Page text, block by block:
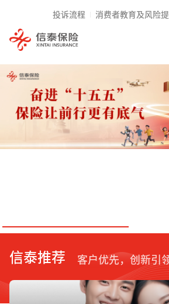
投诉流程 消费者教育及风险
信泰推荐 客户优先，创新引